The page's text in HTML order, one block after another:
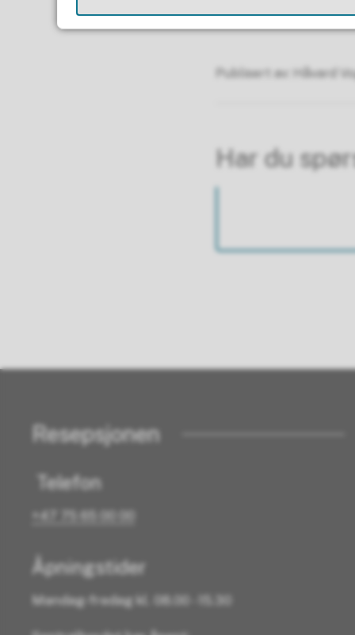
Publisert av Håvard
Har du
Resepsjonen
Telefon
+47 75 65 00 00
Åpningstider
Mandag-fredag kl. 08.00 - 15.30